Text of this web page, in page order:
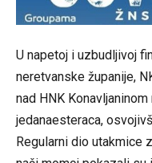
U napetoj i uzbudljivoj
neretvanske županije,
nad HNK
jedanaesteraca,
Regularni dio utakmice